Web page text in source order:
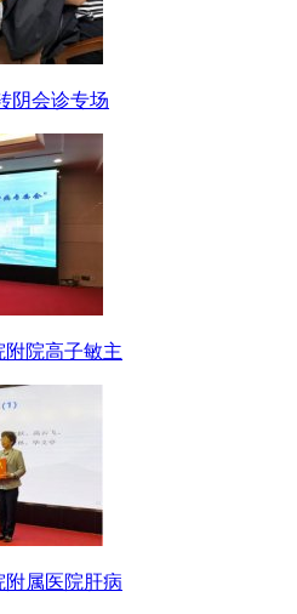
阴会诊专场
院高子敏主
属医院肝病